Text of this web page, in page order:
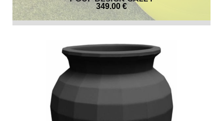
349.00 €